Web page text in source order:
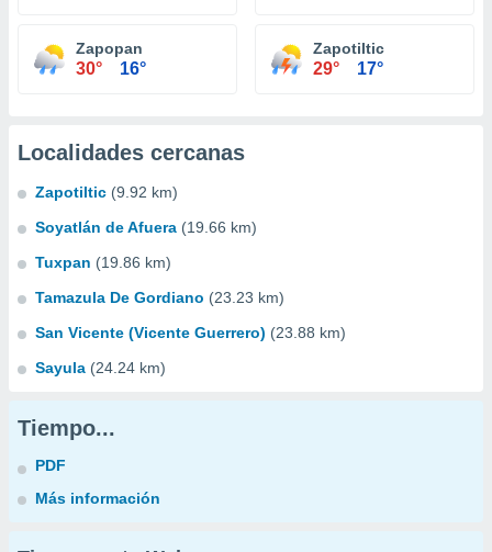
Zapopan
30° 16°
Zapotiltic
29° 17°
Localidades cercanas
Zapotiltic (9.92 km)
Soyatlán de Afuera (19.66 km)
Tuxpan (19.86 km)
Tamazula De Gordiano (23.23 km)
San Vicente (Vicente Guerrero) (23.88 km)
Sayula (24.24 km)
Tiempo...
PDF
Más información